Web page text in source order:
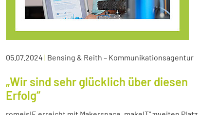
05.07.2024 | Bensing & Reith – Kommunikationsagentur
„Wir sind sehr glücklich über diesen
Erfolg“